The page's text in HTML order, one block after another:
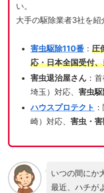
い。
大手の駆除業者3社を紹
害虫駆除110番： 圧
応・日本全国受付
害虫退治屋さん：首
埼玉）対応、 害虫
ハウスプロテクト
崎）対応、 害虫・
いつの間にか
最近、ハチが